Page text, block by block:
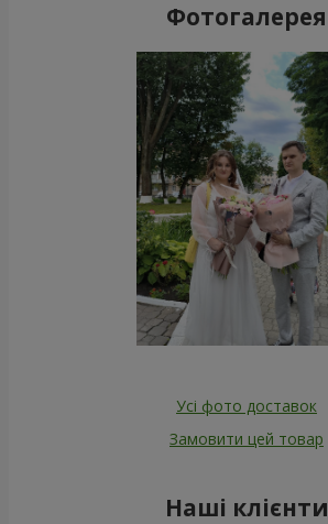
Фотогалерея
Усі фото доставок
Замовити цей товар
Наші клієнти